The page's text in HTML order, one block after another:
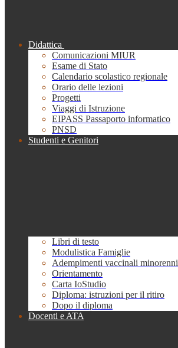
Didattica
Comunicazioni MIUR
Esame di Stato
Calendario scolastico regionale
Orario delle lezioni
Progetti
Viaggi di Istruzione
EIPASS Passaporto informatico
PNSD
Studenti e Genitori
Libri di testo
Modulistica Famiglie
Adempimenti vaccinali minorenni
Orientamento
Carta IoStudio
Diploma: istruzioni per il ritiro
Dopo il diploma
Docenti e ATA